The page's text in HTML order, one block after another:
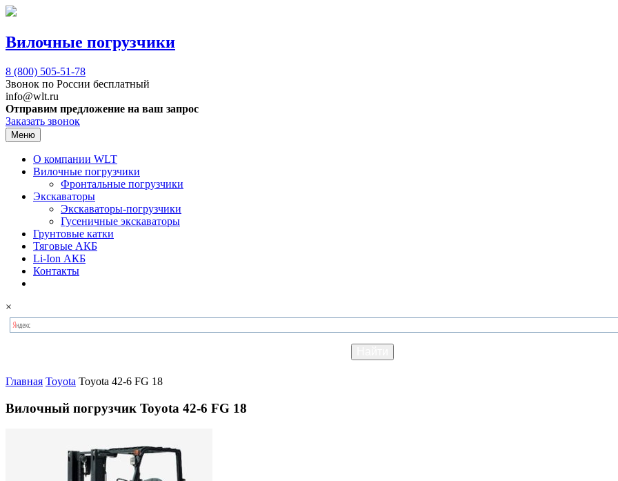
Вилочные погрузчики
8 (800) 505-51-78
Звонок по России бесплатный
info@wlt.ru
Отправим предложение на ваш запрос
Заказать звонок
Меню
О компании WLT
Вилочные погрузчики
Фронтальные погрузчики
Экскаваторы
Экскаваторы-погрузчики
Гусеничные экскаваторы
Грунтовые катки
Тяговые АКБ
Li-Ion АКБ
Контакты
×
Главная Toyota Toyota 42-6 FG 18
Вилочный погрузчик Toyota 42-6 FG 18